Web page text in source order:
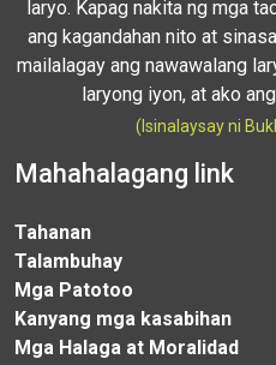
laryo. Kapag nakita ng mga
ang kagandahan nito at
mailalagay ang nawawalang
laryong iyon, at ako
(Isinalaysay ni
Mahahalagang link
Tahanan
Talambuhay
Mga Patotoo
Kanyang mga kasabihan
Mga Halaga at Moralidad